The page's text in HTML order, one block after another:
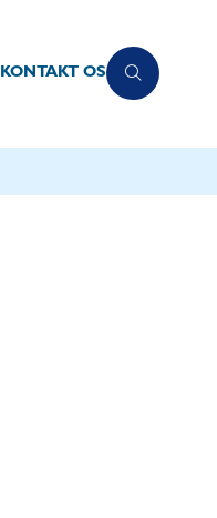
KONTAKT OS